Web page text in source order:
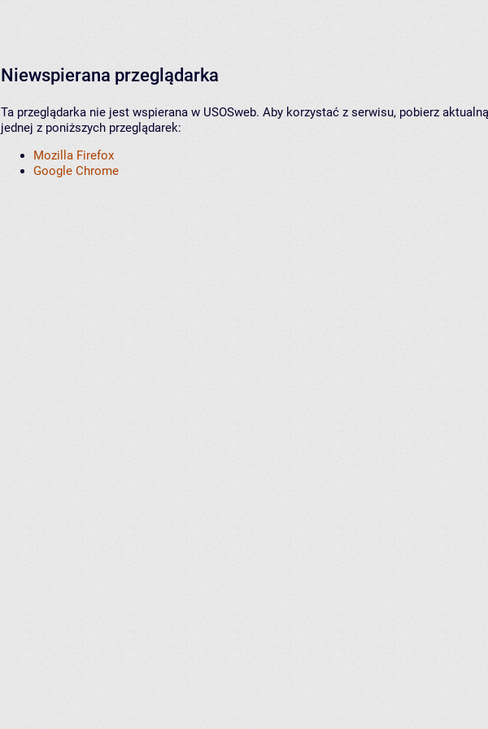
Niewspierana przeglądarka
Ta przeglądarka nie jest wspierana w USOSweb. Aby korzystać z serwisu, pobierz
jednej z poniższych przeglądarek:
Mozilla Firefox
Google Chrome